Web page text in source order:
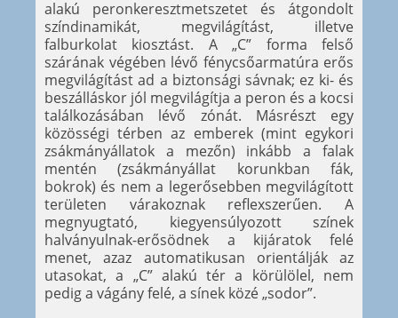
alakú peronkeresztmetszetet és átgondolt
színdinamikát, megvilágítást, illetve
falburkolat kiosztást. A „C” forma felső
szárának végében lévő fénycsőarmatúra erős
megvilágítást ad a biztonsági sávnak; ez ki- és
beszálláskor jól megvilágítja a peron és a kocsi
találkozásában lévő zónát. Másrészt egy
közösségi térben az emberek (mint egykori
zsákmányállatok a mezőn) inkább a falak
mentén (zsákmányállat korunkban fák,
bokrok) és nem a legerősebben megvilágított
területen várakoznak reflexszerűen. A
megnyugtató, kiegyensúlyozott színek
halványulnak-erősödnek a kijáratok felé
menet, azaz automatikusan orientálják az
utasokat, a „C” alakú tér a körülölel, nem
pedig a vágány felé, a sínek közé „sodor”.